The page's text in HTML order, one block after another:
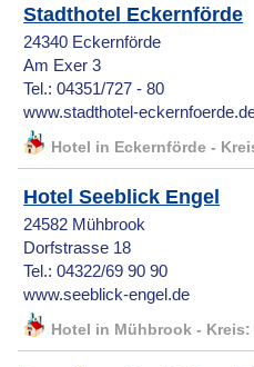
Stadthotel Eckernförde
24340 Eckernförde
Am Exer 3
Tel.: 04351/727 - 80
www.stadthotel-
Hotel in Eckernförde -
Hotel Seeblick Engel
24582 Mühbrook
Dorfstrasse 18
Tel.: 04322/69 90 90
www.seeblick-engel.de
Hotel in Mühbrook -